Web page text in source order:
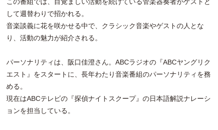
して週替わりで招かれる。
音楽談義に花を咲かせる中で、クラシック音楽やゲストの人とな
り、活動の魅力が紹介される。
パーソナリティは、阪口佳澄さん。ABCラジオの『ABCヤングリク
エスト』をスタートに、長年わたり音楽番組のパーソナリティを務
める。
現在はABCテレビの『探偵ナイトスクープ』の日本語解説ナレーシ
ョンを担当している。